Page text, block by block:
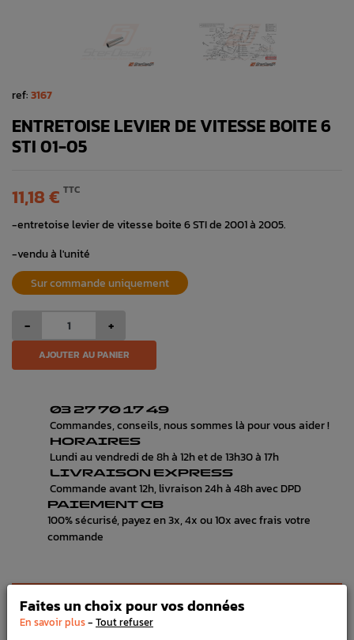
ref:3167
ENTRETOISE LEVIER DE VITESSE BOITE 6
STI 01-05
11,18 € TTC
-entretoise levier de vitesse boite 6 STI de 2001 à 2005.
-vendu à l'unité
Sur commande uniquement
- +
AJOUTER AU PANIER
03 27 70 17 49
Commandes, conseils, nous sommes là pour vous aider !
HORAIRES
Lundi au vendredi de 8h à 12h et de 13h30 à 17h
LIVRAISON EXPRESS
Commande avant 12h, livraison 24h à 48h avec DPD
PAIEMENT CB
100% sécurisé, payez en 3x, 4x ou 10x avec frais votre
commande
DÉTAILS DU PRODUIT
LIVRAISON
Faites un choix pour vos données
En savoir plus- Tout refuser